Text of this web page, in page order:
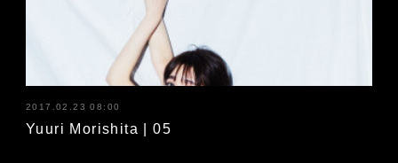
2017.02.23 08:00
Yuuri Morishita | 05